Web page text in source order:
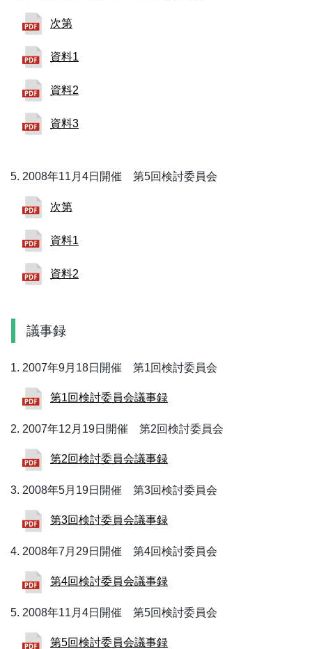
次第
資料1
資料2
資料3
2008年11月4日開催 第5回検討委員会
次第
資料1
資料2
議事録
2007年9月18日開催 第1回検討委員会
第1回検討委員会議事録
2007年12月19日開催 第2回検討委員会
第2回検討委員会議事録
2008年5月19日開催 第3回検討委員会
第3回検討委員会議事録
2008年7月29日開催 第4回検討委員会
第4回検討委員会議事録
2008年11月4日開催 第5回検討委員会
第5回検討委員会議事録